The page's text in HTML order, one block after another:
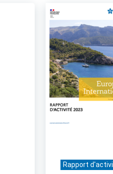
Rapport